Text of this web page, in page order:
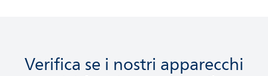
Verifica se i nostri apparecchi